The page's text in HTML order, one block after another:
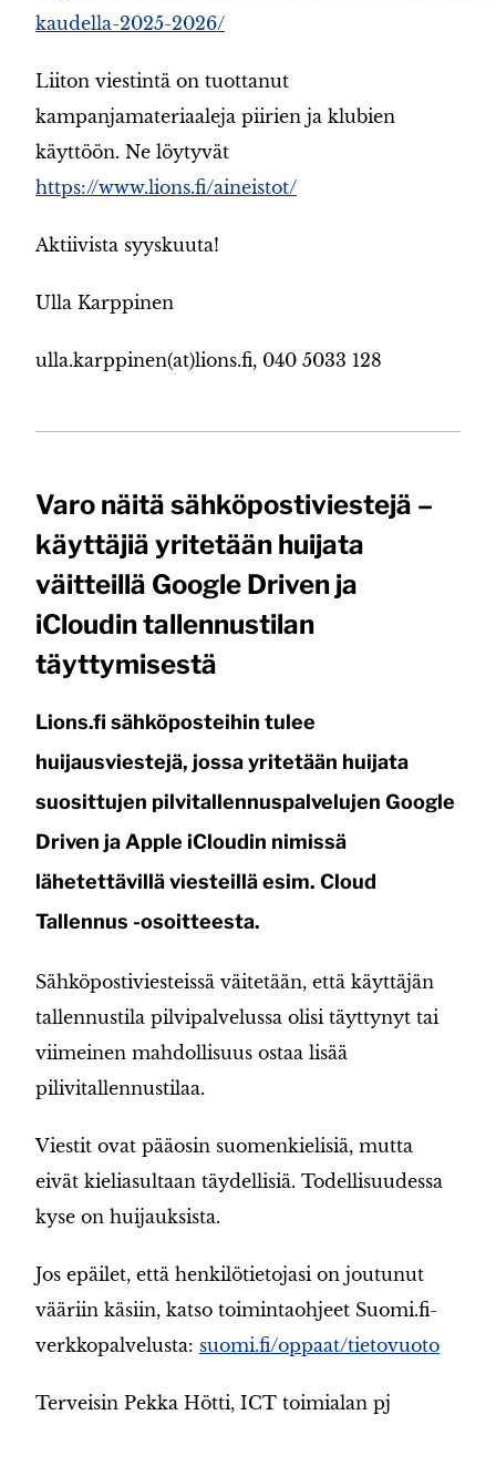
kaudella-2025-2026/
Liiton viestintä on tuottanut
kampanjamateriaaleja piirien ja klubien
käyttöön. Ne löytyvät
https://www.lions.fi/aineistot/
Aktiivista syyskuuta!
Ulla Karppinen
ulla.karppinen(at)lions.fi, 040 5033 128
Varo näitä sähköpostiviestejä –
käyttäjiä yritetään huijata
väitteillä Google Driven ja
iCloudin tallennustilan
täyttymisestä
Lions.fi sähköposteihin tulee
huijausviestejä, jossa yritetään huijata
suosittujen pilvitallennuspalvelujen Google
Driven ja Apple iCloudin nimissä
lähetettävillä viesteillä esim. Cloud
Tallennus -osoitteesta.
Sähköpostiviesteissä väitetään, että käyttäjän
tallennustila pilvipalvelussa olisi täyttynyt tai
viimeinen mahdollisuus ostaa lisää
pilivitallennustilaa.
Viestit ovat pääosin suomenkielisiä, mutta
eivät kieliasultaan täydellisiä. Todellisuudessa
kyse on huijauksista.
Jos epäilet, että henkilötietojasi on joutunut
vääriin käsiin, katso toimintaohjeet Suomi.fi-
verkkopalvelusta: suomi.fi/oppaat/tietovuoto
Terveisin Pekka Hötti, ICT toimialan pj